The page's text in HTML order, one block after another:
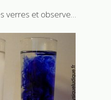
verres et observe…